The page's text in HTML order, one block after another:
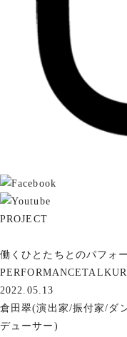
PROJECT
働くひとたちとのパフォ
PERFORMANCETALK
2022.05.13
倉田翠(演出家/振付家/ダ
デューサー)